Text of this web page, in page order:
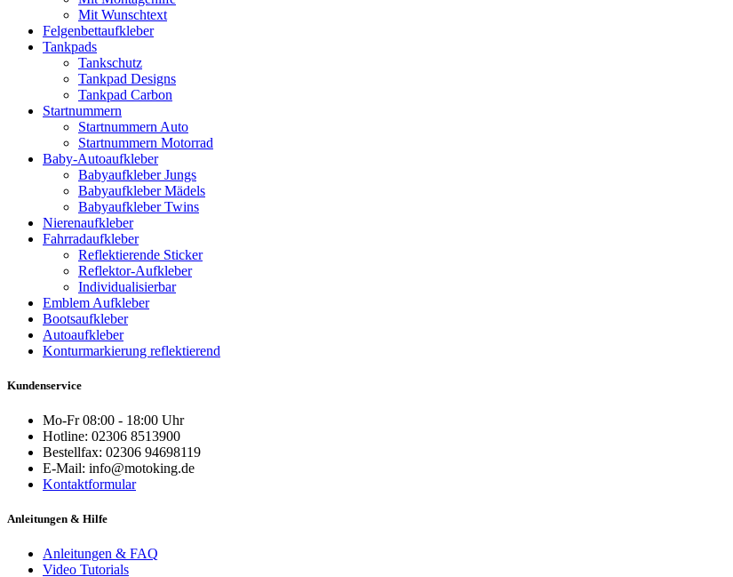
Mit Wunschtext
Felgenbettaufkleber
Tankpads
Tankschutz
Tankpad Designs
Tankpad Carbon
Startnummern
Startnummern Auto
Startnummern Motorrad
Baby-Autoaufkleber
Babyaufkleber Jungs
Babyaufkleber Mädels
Babyaufkleber Twins
Nierenaufkleber
Fahrradaufkleber
Reflektierende Sticker
Reflektor-Aufkleber
Individualisierbar
Emblem Aufkleber
Bootsaufkleber
Autoaufkleber
Konturmarkierung reflektierend
Kundenservice
Mo-Fr 08:00 - 18:00 Uhr
Hotline: 02306 8513900
Bestellfax: 02306 94698119
E-Mail: info@motoking.de
Kontaktformular
Anleitungen & Hilfe
Anleitungen & FAQ
Video Tutorials